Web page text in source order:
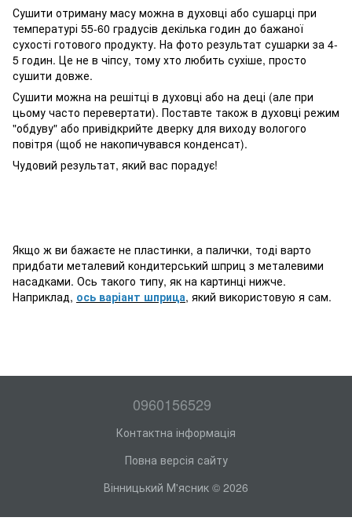
Сушити отриману масу можна в духовці або сушарці при
температурі 55-60 градусів декілька годин до бажаної
сухості готового продукту. На фото результат сушарки за 4-
5 годин. Це не в чіпсу, тому хто любить сухіше, просто
сушити довже.
Сушити можна на решітці в духовці або на деці (але при
цьому часто перевертати). Поставте також в духовці режим
"обдуву" або привідкрийте дверку для виходу вологого
повітря (щоб не накопичувався конденсат).
Чудовий результат, який вас порадує!
Якщо ж ви бажаєте не пластинки, а палички, тоді варто
придбати металевий кондитерський шприц з металевими
насадками. Ось такого типу, як на картинці нижче.
Наприклад, ось варіант шприца, який використовую я сам.
0960156529
Контактна інформація
Повна версія сайту
Вінницький М'ясник © 2026